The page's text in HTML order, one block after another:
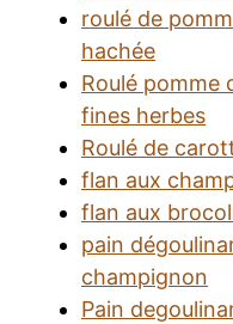
roulé de
hachée
Roulé pomme
fines herbes
Roulé de
flan aux
flan aux
pain
champignon
Pain